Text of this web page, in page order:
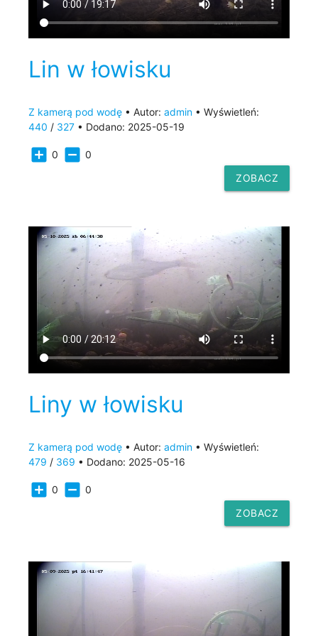
Lin w łowisku
Z kamerą pod wodę • Autor: admin • Wyświetleń:
440 / 327 • Dodano: 2025-05-19
add_box 0 indeterminate_check_box 0
ZOBACZ
Liny w łowisku
Z kamerą pod wodę • Autor: admin • Wyświetleń:
479 / 369 • Dodano: 2025-05-16
add_box 0 indeterminate_check_box 0
ZOBACZ